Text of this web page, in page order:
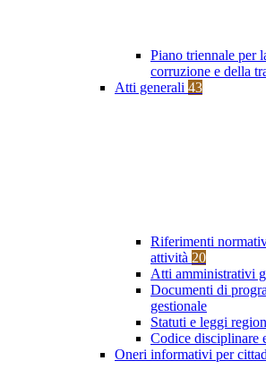
Piano triennale per
corruzione e della
Atti generali 43
Riferimenti
attività 20
Atti amministrativi
Documenti di
gestionale
Statuti e leggi
Codice disciplinare
Oneri informativi per